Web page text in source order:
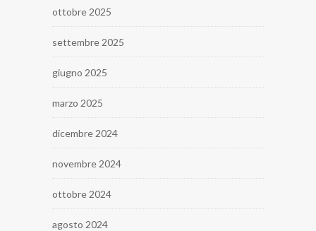
ottobre 2025
settembre 2025
giugno 2025
marzo 2025
dicembre 2024
novembre 2024
ottobre 2024
agosto 2024